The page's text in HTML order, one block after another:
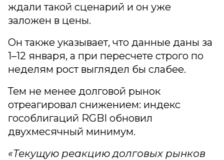
ждали такой сценарий и он уже
заложен в цены.
Он также указывает, что данные даны за
1–12 января, а при пересчете строго по
неделям рост выглядел бы слабее.
Тем не менее долговой рынок
отреагировал снижением: индекс
гособлигаций RGBI обновил
двухмесячный минимум.
«Текущую реакцию долговых рынков